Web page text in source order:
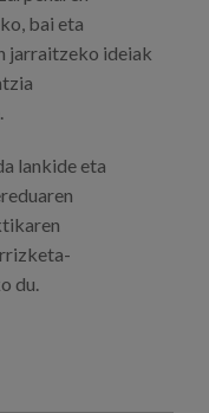
bai eta
jarraitzeko ideiak
lankide eta
du.